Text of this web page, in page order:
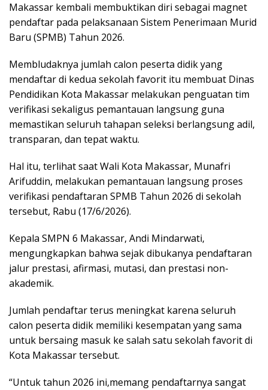
Makassar kembali membuktikan diri sebagai magnet
pendaftar pada pelaksanaan Sistem Penerimaan Murid
Baru (SPMB) Tahun 2026.
Membludaknya jumlah calon peserta didik yang
mendaftar di kedua sekolah favorit itu membuat Dinas
Pendidikan Kota Makassar melakukan penguatan tim
verifikasi sekaligus pemantauan langsung guna
memastikan seluruh tahapan seleksi berlangsung adil,
transparan, dan tepat waktu.
Hal itu, terlihat saat Wali Kota Makassar, Munafri
Arifuddin, melakukan pemantauan langsung proses
verifikasi pendaftaran SPMB Tahun 2026 di sekolah
tersebut, Rabu (17/6/2026).
Kepala SMPN 6 Makassar, Andi Mindarwati,
mengungkapkan bahwa sejak dibukanya pendaftaran
jalur prestasi, afirmasi, mutasi, dan prestasi non-
akademik.
Jumlah pendaftar terus meningkat karena seluruh
calon peserta didik memiliki kesempatan yang sama
untuk bersaing masuk ke salah satu sekolah favorit di
Kota Makassar tersebut.
“Untuk tahun 2026 ini,memang pendaftarnya sangat